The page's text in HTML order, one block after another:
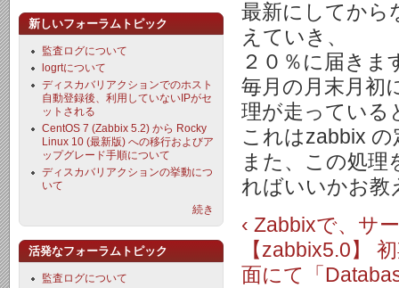
最新にしてから
えていき、
２０％に届きま
毎月の月末月初
理が走っている
これはzabbix
また、この処理
ればいいかお教
‹ Zabbixで、サ
【zabbix5.0】
面にて「
新しいフォーラムトピック
監査ログについて
logrtについて
ディスカバリアクションでのホスト
自動登録後、利用していないIPがセ
ットされる
CentOS 7 (Zabbix 5.2) から Rocky
Linux 10 (最新版) への移行およびア
ップグレード手順について
ディスカバリアクションの挙動につ
いて
続き
活発なフォーラムトピック
監査ログについて